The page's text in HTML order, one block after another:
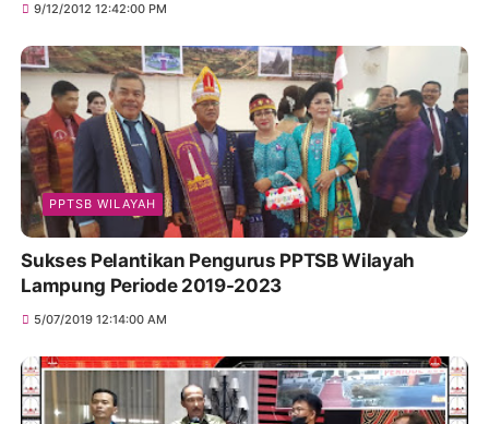
9/12/2012 12:42:00 PM
PPTSB WILAYAH
Sukses Pelantikan Pengurus PPTSB Wilayah
Lampung Periode 2019-2023
5/07/2019 12:14:00 AM